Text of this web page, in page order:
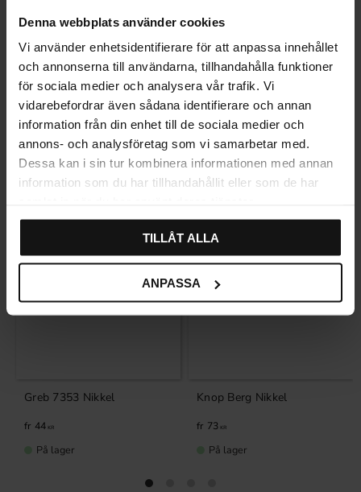
Denna webbplats använder cookies
Vi använder enhetsidentifierare för att anpassa innehållet
och annonserna till användarna, tillhandahålla funktioner
för sociala medier och analysera vår trafik. Vi
vidarebefordrar även sådana identifierare och annan
information från din enhet till de sociala medier och
annons- och analysföretag som vi samarbetar med.
Dessa kan i sin tur kombinera informationen med annan
information som du har tillhandahållit eller som de har
TILLÅT ALLA
ANPASSA
ANMELDELSER
Relaterede produkter
Greb 7353 Nikkel
44KR
På lager
Knop Berg Nikkel
73KR
På lager